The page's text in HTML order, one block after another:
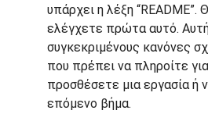
υπάρχει η λέξη
ελέγχετε πρώτα αυτό.
συγκεκριμένους κανόνες
που πρέπει να πληροίτε
προσθέσετε μια εργασία
επόμενο βήμα.